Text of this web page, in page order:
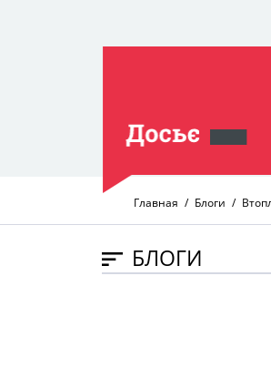
Главная Блоги
БЛОГИ